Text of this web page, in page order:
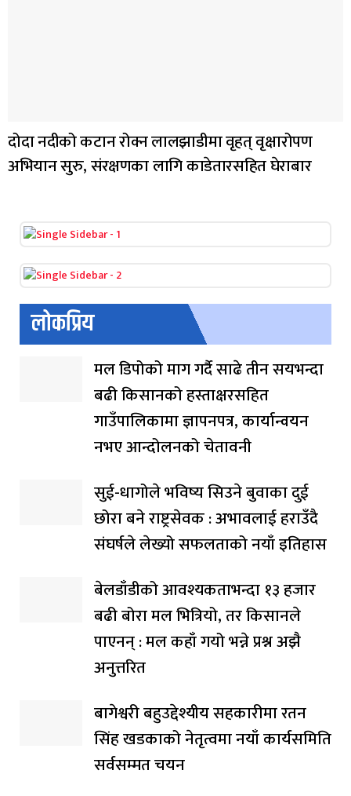
दोदा नदीको कटान रोक्न लालझाडीमा वृहत् वृक्षारोपण
अभियान सुरु, संरक्षणका लागि काडेतारसहित घेराबार
लोकप्रिय
मल डिपोको माग गर्दै साढे तीन सयभन्दा
बढी किसानको हस्ताक्षरसहित
गाउँपालिकामा ज्ञापनपत्र, कार्यान्वयन
नभए आन्दोलनको चेतावनी
सुई-धागोले भविष्य सिउने बुवाका दुई
छोरा बने राष्ट्रसेवक : अभावलाई हराउँदै
संघर्षले लेख्यो सफलताको नयाँ इतिहास
बेलडाँडीको आवश्यकताभन्दा १३ हजार
बढी बोरा मल भित्रियो, तर किसानले
पाएनन् : मल कहाँ गयो भन्ने प्रश्न अझै
अनुत्तरित
बागेश्वरी बहुउद्देश्यीय सहकारीमा रतन
सिंह खडकाको नेतृत्वमा नयाँ कार्यसमिति
सर्वसम्मत चयन